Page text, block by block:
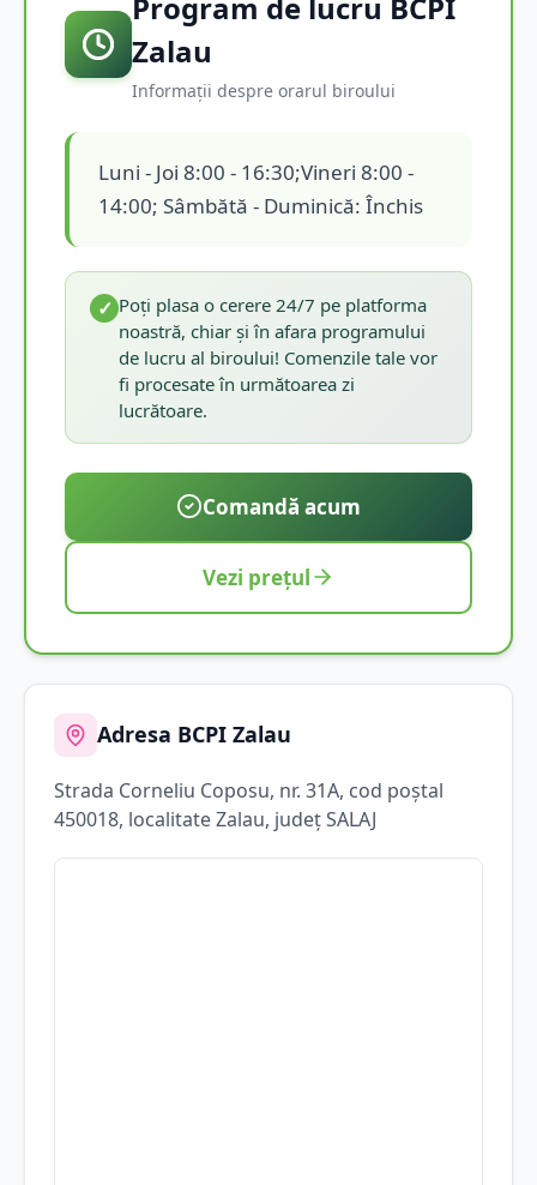
Zalau
Informații despre orarul biroului
Luni - Joi 8:00 - 16:30;Vineri 8:00 -
14:00; Sâmbătă - Duminică: Închis
✓ Poți plasa o cerere 24/7 pe platforma
noastră, chiar și în afara programului
de lucru al biroului! Comenzile tale vor
fi procesate în următoarea zi
lucrătoare.
Comandă acum
Vezi prețul
Adresa BCPI Zalau
Strada Corneliu Coposu, nr. 31A, cod poștal
450018, localitateZalau, județSALAJ